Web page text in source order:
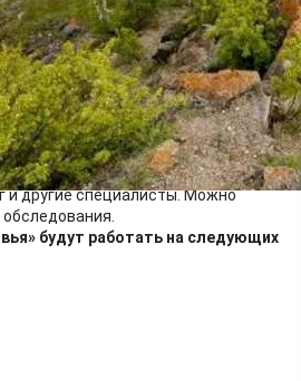
диагностический центр
(Святитель Лука)» в мае побывает
Красноярского края – Шарыповском
офтальмолог, эндокринолог,
и другие специалисты. Можно
будут работать на следующих